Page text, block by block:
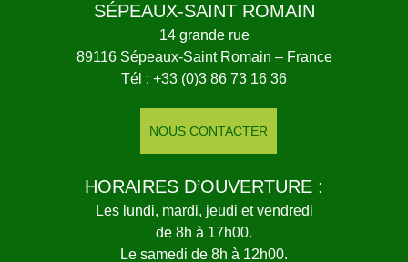
SÉPEAUX-SAINT ROMAIN
14 grande rue
89116 Sépeaux-Saint Romain – France
Tél : +33 (0)3 86 73 16 36
NOUS CONTACTER
HORAIRES D’OUVERTURE :
Les lundi, mardi, jeudi et vendredi
de 8h à 17h00.
Le samedi de 8h à 12h00.